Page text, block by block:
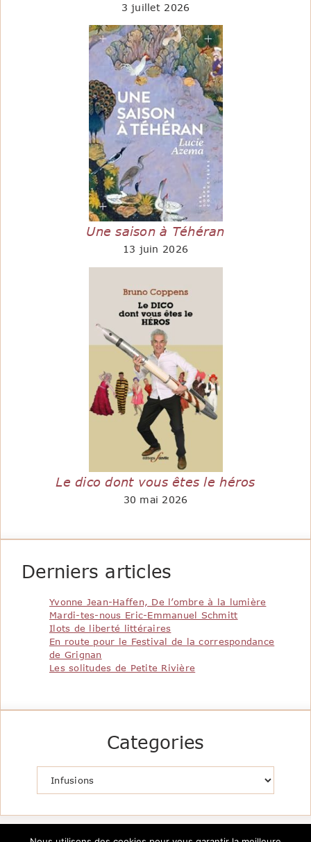
3 juillet 2026
Une saison à Téhéran
13 juin 2026
Le dico dont vous êtes le héros
30 mai 2026
Derniers articles
Yvonne Jean-Haffen, De l’ombre à la lumière
Mardi-tes-nous Eric-Emmanuel Schmitt
Ilots de liberté littéraires
En route pour le Festival de la correspondance
de Grignan
Les solitudes de Petite Rivière
Categories